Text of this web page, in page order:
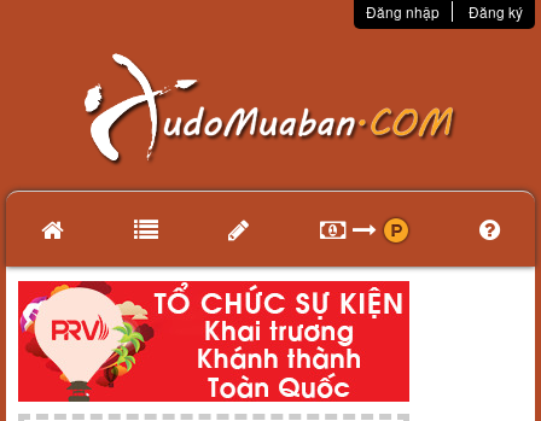
Đăng nhập Đăng ký